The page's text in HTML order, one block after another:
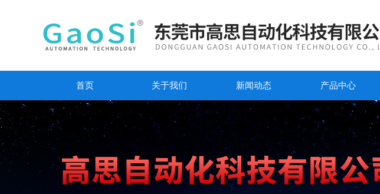
首页 关于我们 新闻动态 产品中心